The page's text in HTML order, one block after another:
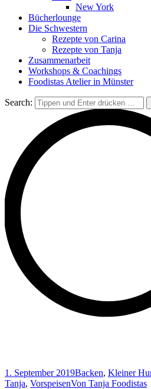
New York
Bücherlounge
Die Schwestern
Rezepte von Carina
Rezepte von Tanja
Zusammenarbeit
Workshops & Coachings
Foodistas Atelier in Münster
Search:
1. September 2019Backen, Kleiner
Tanja, VorspeisenVon Tanja Foodistas